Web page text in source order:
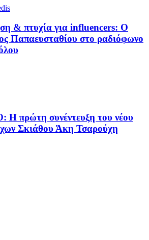
& πτυχία για influencers: Ο
Παπαευσταθίου στο ραδιόφωνο
πρώτη συνέντευξη του νέου
Σκιάθου Άκη Τσαρούχη